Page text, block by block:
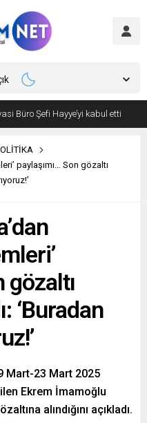
Büro Şefi Hayye’yi kabul etti
paylaşımı… Son gözaltı
gözaltı
‘Buradan
Mart-23 Mart 2025
Ekrem İmamoğlu
alındığını açıkladı.